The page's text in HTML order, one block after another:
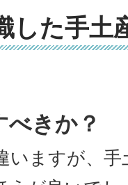
した手土
きか？
いますが、手